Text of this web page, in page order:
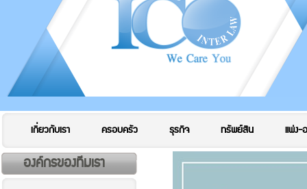
เกี่ยวกับเรา ครอบครัว ธุรกิจ ทรัพย์สิน แพ่ง-
องค์กรของทีมเรา